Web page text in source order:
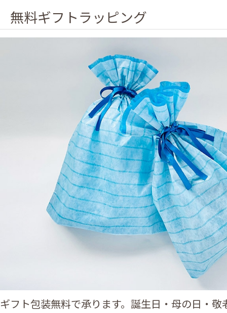
無料ギフトラッピング
ギフト包装無料で承ります。誕生日・母の日・